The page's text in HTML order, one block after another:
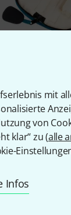
mit
von
klar“ zu (alle
Infos
€